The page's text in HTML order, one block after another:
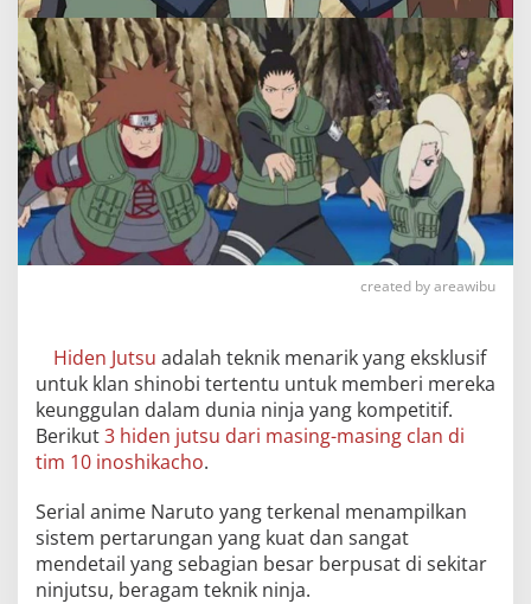
created by areawibu
Hiden Jutsu adalah teknik menarik yang eksklusif
untuk klan shinobi tertentu untuk memberi mereka
keunggulan dalam dunia ninja yang kompetitif.
Berikut3 hiden jutsu dari masing-masing clan di
tim 10 inoshikacho.
Serial anime Naruto yang terkenal menampilkan
sistem pertarungan yang kuat dan sangat
mendetail yang sebagian besar berpusat di sekitar
ninjutsu, beragam teknik ninja.